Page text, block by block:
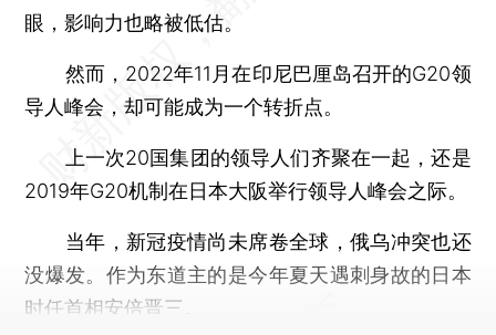
眼，影响力也略被低估。
然而，2022年11月在印尼巴厘岛召开的G20领
导人峰会，却可能成为一个转折点。
上一次20国集团的领导人们齐聚在一起，还是
2019年G20机制在日本大阪举行领导人峰会之际。
当年，新冠疫情尚未席卷全球，俄乌冲突也还
没爆发。作为东道主的是今年夏天遇刺身故的日本
时任首相安倍晋三。